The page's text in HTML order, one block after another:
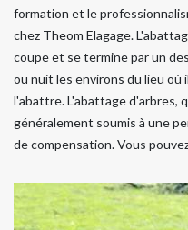
formation et le
chez Theom Elagage.
coupe et se termine par un
ou nuit les environs du lieu où
l'abattre. L'abattage d'arbres,
généralement soumis à une
de compensation. Vous